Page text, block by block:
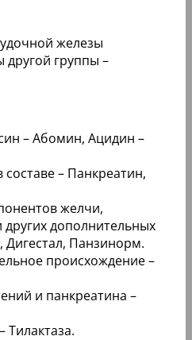
железы
другой группы –
– Абомин, Ацидин –
– Панкреатин,
желчи,
дополнительных
Дигестал, Панзинорм.
происхождение –
и панкреатина –
Тилактаза.